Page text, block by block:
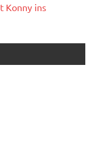
Konny ins